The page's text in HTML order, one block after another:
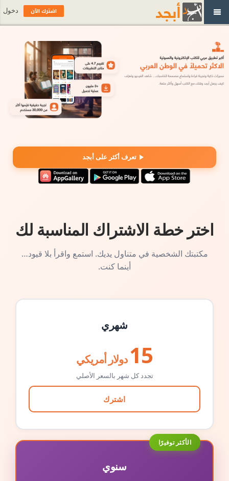
تعرف أكثر على أبجد
اختر خطة الاشتراك المناسبة لك
مكتبتك الشخصية في متناول يديك. استمع واقرأ بلا قيود…
أينما كنت.
شهري
15 دولار أمريكي
تجدد كل شهر بالسعر الأصلي
اشترك
الأكثر توفيرًا
سنوي
اشترك الآن دخول